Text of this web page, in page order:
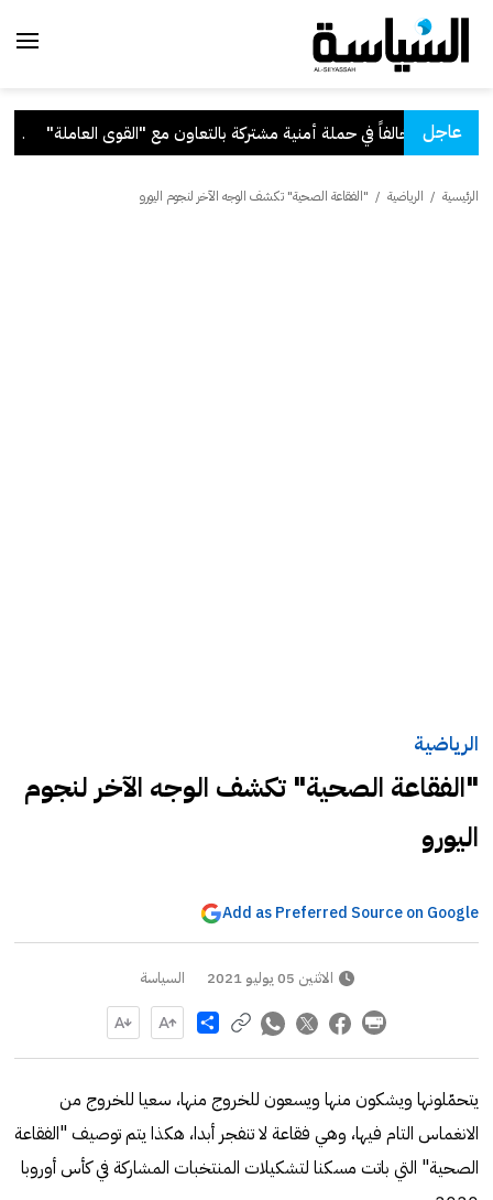
عاجل .
الرئيسية / الرياضية / "الفقاعة الصحية" تكشف الوجه الآخر لنجوم اليورو
الرياضية
"الفقاعة الصحية" تكشف الوجه الآخر لنجوم
اليورو
Add as Preferred Source on Google
الاثنين 05 يوليو 2021 السياسة
Share
يتحمّلونها ويشكون منها ويسعون للخروج منها، سعيا للخروج من
الانغماس التام فيها، وهي فقاعة لا تنفجر أبدا، هكذا يتم توصيف "الفقاعة
الصحية" التي باتت مسكنا لتشكيلات المنتخبات المشاركة في كأس أوروبا